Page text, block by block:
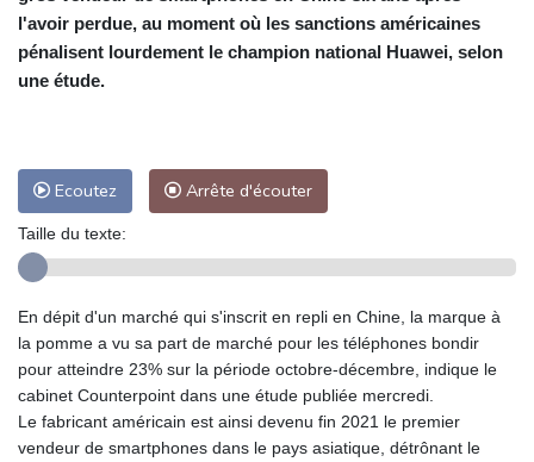
l'avoir perdue, au moment où les sanctions américaines
pénalisent lourdement le champion national Huawei, selon
une étude.
Ecoutez Arrête d'écouter
Taille du texte:
En dépit d'un marché qui s'inscrit en repli en Chine, la marque à
la pomme a vu sa part de marché pour les téléphones bondir
pour atteindre 23% sur la période octobre-décembre, indique le
cabinet Counterpoint dans une étude publiée mercredi.
Le fabricant américain est ainsi devenu fin 2021 le premier
vendeur de smartphones dans le pays asiatique, détrônant le